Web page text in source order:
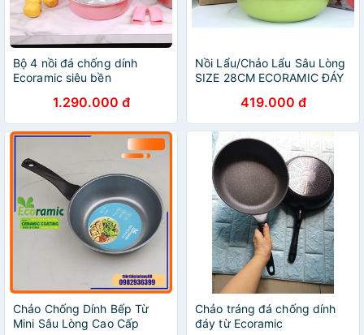
Bộ 4 nồi đá chống dính
Ecoramic siêu bền
1.290.000 đ
Nồi Lẩu/Chảo Lẩu Sâu Lòng
SIZE 28CM ECORAMIC ĐÁY
hàng chính hãng , bảo hành
12 tháng
419.000 đ
Chảo Chống Dính Bếp Từ
Mini Sâu Lòng Cao Cấp
Chảo tráng đá chống dính
đáy từ Ecoramic